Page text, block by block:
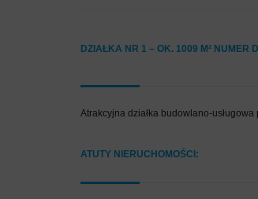
DZIAŁKA NR 1 – OK. 1009 M² NUMER
Atrakcyjna działka budowlano-
ATUTY NIERUCHOMOŚCI: